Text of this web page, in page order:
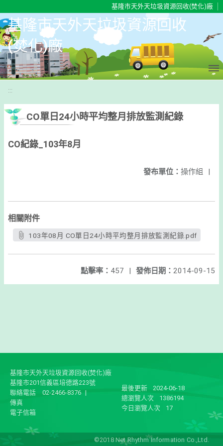
基隆市天外天垃圾資源回收(焚化)廠
基隆市天外天垃圾資源回收
(焚化)廠
:::
CO單日24小時平均整月排放監測紀錄
CO紀錄_103年8月
發布單位： 操作組 |
相關附件
103年08月 CO單日24小時平均整月排放監測紀錄.pdf
發佈日期： 2014-09-15
點擊率： 457 |
基隆市天外天垃圾資源回收(焚化)廠
基隆市201信義區培德路223號
聯絡電話
02-2466-8376 |
傳真
電子信箱
最後更新
2024-06-18
總瀏覽人次
1386194
今日瀏覽人次
17
©2018 Net Rhythm Information Co.,Ltd.